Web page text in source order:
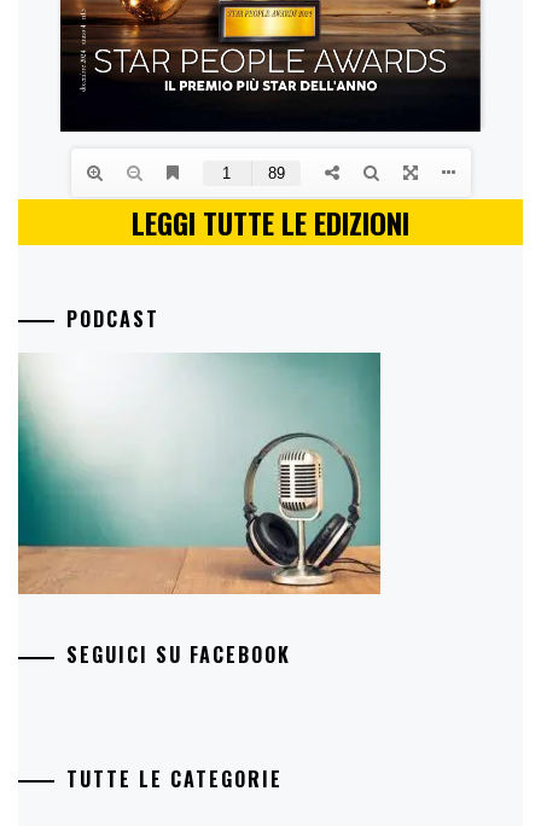
LEGGI TUTTE LE EDIZIONI
PODCAST
SEGUICI SU FACEBOOK
TUTTE LE CATEGORIE